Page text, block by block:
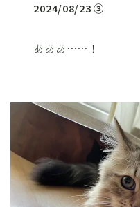
2024/08/23 ③
あああ……！